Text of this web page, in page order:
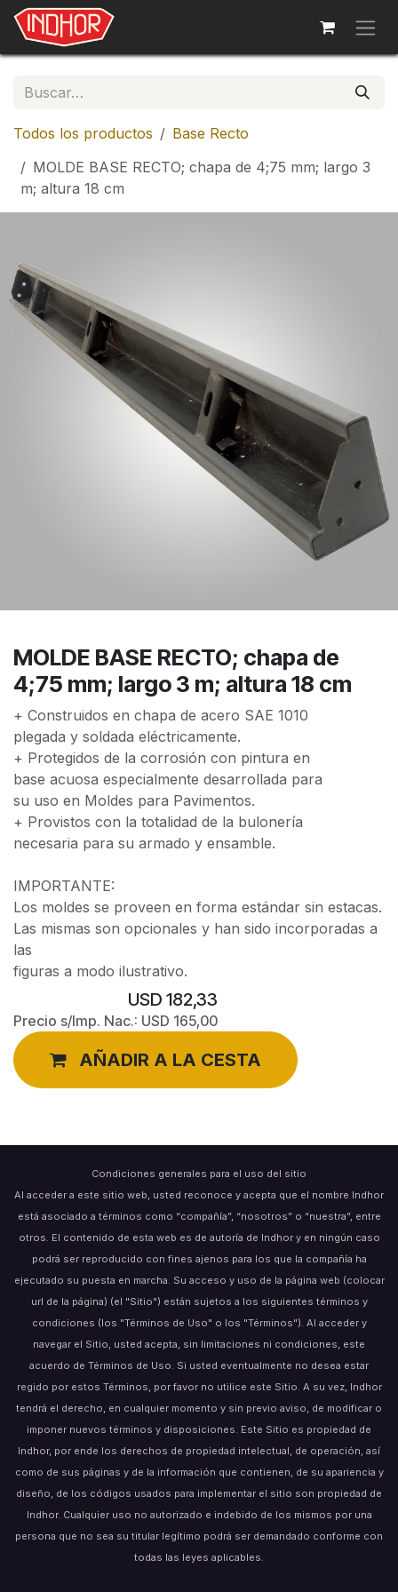
Ir al contenido
Todos los productos
Base Recto
MOLDE BASE RECTO; chapa de 4;75 mm; largo 3
m; altura 18 cm
MOLDE BASE RECTO; chapa de
4;75 mm; largo 3 m; altura 18 cm
+ Construidos en chapa de acero SAE 1010
plegada y soldada eléctricamente.
+ Protegidos de la corrosión con pintura en
base acuosa especialmente desarrollada para
su uso en Moldes para Pavimentos.
+ Provistos con la totalidad de la bulonería
necesaria para su armado y ensamble.
IMPORTANTE:
Los moldes se proveen en forma estándar sin estacas.
Las mismas son opcionales y han sido incorporadas a
las
figuras a modo ilustrativo.
USD 182,33
Precio s/Imp. Nac.: USD 165,00
AÑADIR A LA CESTA
Condiciones generales para el uso del sitio
Al acceder a este sitio web, usted reconoce y acepta que el nombre Indhor
está asociado a términos como “compañía”, “nosotros” o “nuestra”, entre
otros. El contenido de esta web es de autoría de Indhor y en ningún caso
podrá ser reproducido con fines ajenos para los que la compañía ha
ejecutado su puesta en marcha. Su acceso y uso de la página web (colocar
url de la página) (el "Sitio") están sujetos a los siguientes términos y
condiciones (los "Términos de Uso" o los "Términos"). Al acceder y
navegar el Sitio, usted acepta, sin limitaciones ni condiciones, este
acuerdo de Términos de Uso. Si usted eventualmente no desea estar
regido por estos Términos, por favor no utilice este Sitio. A su vez, Indhor
tendrá el derecho, en cualquier momento y sin previo aviso, de modificar o
imponer nuevos términos y disposiciones. Este Sitio es propiedad de
Indhor, por ende los derechos de propiedad intelectual, de operación, así
como de sus páginas y de la información que contienen, de su apariencia y
diseño, de los códigos usados para implementar el sitio son propiedad de
Indhor. Cualquier uso no autorizado e indebido de los mismos por una
persona que no sea su titular legítimo podrá ser demandado conforme con
todas las leyes aplicables.